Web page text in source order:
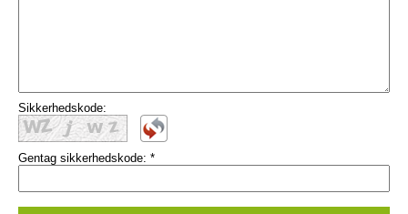
Sikkerhedskode:
Gentag sikkerhedskode: *